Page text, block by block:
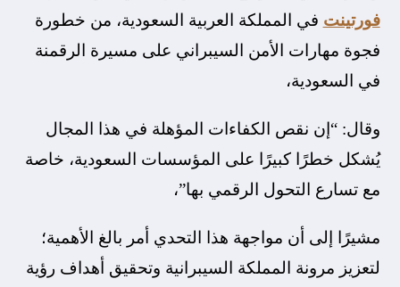
فورتينت في المملكة العربية السعودية، من خطورة
فجوة مهارات الأمن السيبراني على مسيرة الرقمنة
في السعودية،
وقال: “إن نقص الكفاءات المؤهلة في هذا المجال
يُشكل خطرًا كبيرًا على المؤسسات السعودية، خاصة
مع تسارع التحول الرقمي بها”،
مشيرًا إلى أن مواجهة هذا التحدي أمر بالغ الأهمية؛
لتعزيز مرونة المملكة السيبرانية وتحقيق أهداف رؤية